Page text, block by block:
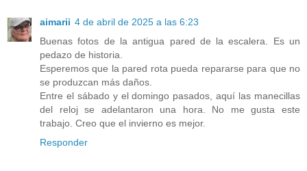
aimarii 4 de abril de 2025 a las 6:23
Buenas fotos de la antigua pared de la escalera. Es un
pedazo de historia.
Esperemos que la pared rota pueda repararse para que no
se produzcan más daños.
Entre el sábado y el domingo pasados, aquí las manecillas
del reloj se adelantaron una hora. No me gusta este
trabajo. Creo que el invierno es mejor.
Responder